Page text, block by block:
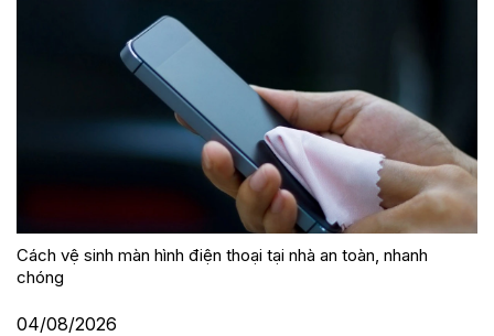
Cách vệ sinh màn hình điện thoại tại nhà an toàn, nhanh
chóng
04/08/2026